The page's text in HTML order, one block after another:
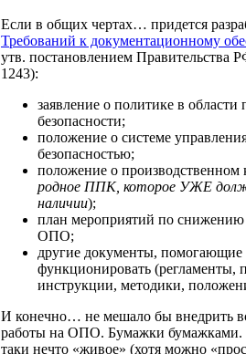
Если в общих чертах… придется
Требований к документационному
утв. постановлением Правительства
1243):
заявление о политике в
безопасности;
положение о системе
безопасностью;
положение о производственном
родное ППК, которое УЖЕ
наличии);
план мероприятий по снижению
ОПО;
другие документы,
функционировать (регламенты,
инструкции, методики,
И конечно… не мешало бы внедрить
работы на ОПО. Бумажки бумажками.
таки нечто «живое» (хотя можно